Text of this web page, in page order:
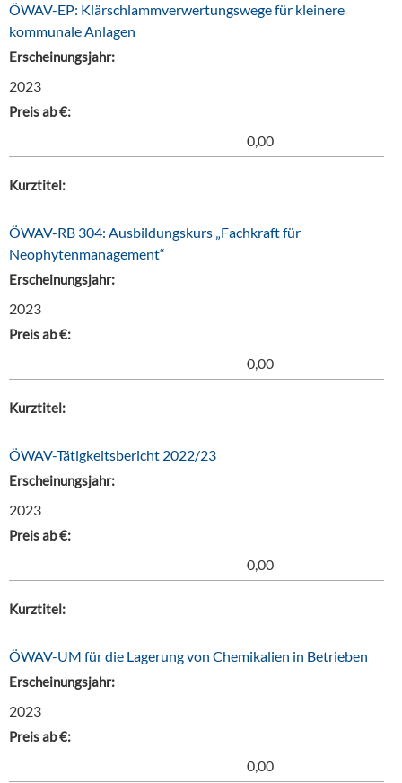
ÖWAV-EP: Klärschlammverwertungswege für kleinere
kommunale Anlagen
Erscheinungsjahr:
2023
Preis ab €:
0,00
Kurztitel:
ÖWAV-RB 304: Ausbildungskurs „Fachkraft für
Neophytenmanagement“
Erscheinungsjahr:
2023
Preis ab €:
0,00
Kurztitel:
ÖWAV-Tätigkeitsbericht 2022/23
Erscheinungsjahr:
2023
Preis ab €:
0,00
Kurztitel:
ÖWAV-UM für die Lagerung von Chemikalien in Betrieben
Erscheinungsjahr:
2023
Preis ab €:
0,00